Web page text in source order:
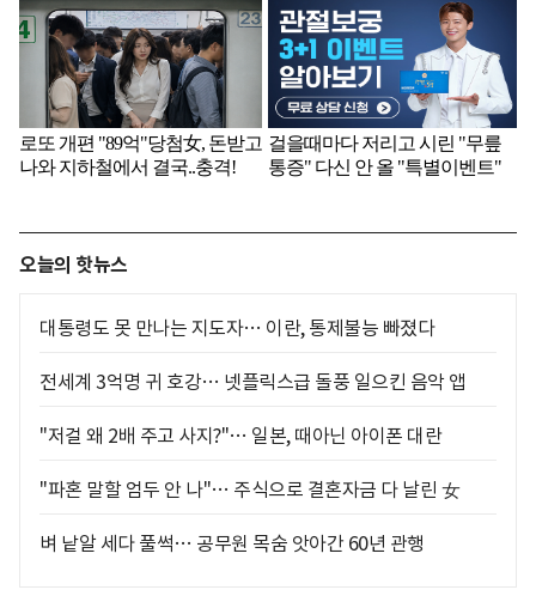
오늘의 핫뉴스
대통령도 못 만나는 지도자… 이란, 통제불능 빠졌다
전세계 3억명 귀 호강… 넷플릭스급 돌풍 일으킨 음악 앱
"저걸 왜 2배 주고 사지?"… 일본, 때아닌 아이폰 대란
"파혼 말할 엄두 안 나"… 주식으로 결혼자금 다 날린 女
벼 낱알 세다 풀썩… 공무원 목숨 앗아간 60년 관행